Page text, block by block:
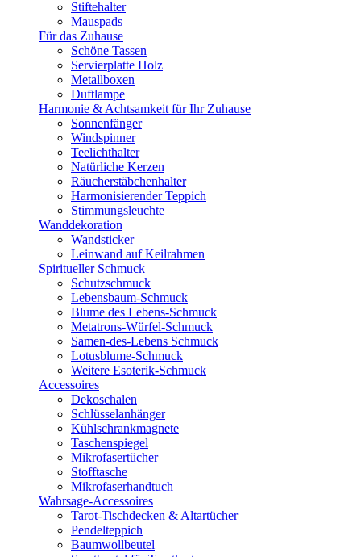
Stiftehalter
Mauspads
Für das Zuhause
Schöne Tassen
Servierplatte Holz
Metallboxen
Duftlampe
Harmonie & Achtsamkeit für Ihr Zuhause
Sonnenfänger
Windspinner
Teelichthalter
Natürliche Kerzen
Räucherstäbchenhalter
Harmonisierender Teppich
Stimmungsleuchte
Wanddekoration
Wandsticker
Leinwand auf Keilrahmen
Spiritueller Schmuck
Schutzschmuck
Lebensbaum-Schmuck
Blume des Lebens-Schmuck
Metatrons-Würfel-Schmuck
Samen-des-Lebens Schmuck
Lotusblume-Schmuck
Weitere Esoterik-Schmuck
Accessoires
Dekoschalen
Schlüsselanhänger
Kühlschrankmagnete
Taschenspiegel
Mikrofasertücher
Stofftasche
Mikrofaserhandtuch
Wahrsage-Accessoires
Tarot-Tischdecken & Altartücher
Pendelteppich
Baumwollbeutel